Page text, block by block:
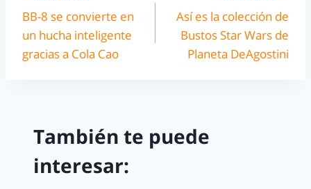
BB-8 se convierte en
un hucha inteligente
gracias a Cola Cao
Así es la colección de
Bustos Star Wars de
Planeta DeAgostini
También te puede
interesar: